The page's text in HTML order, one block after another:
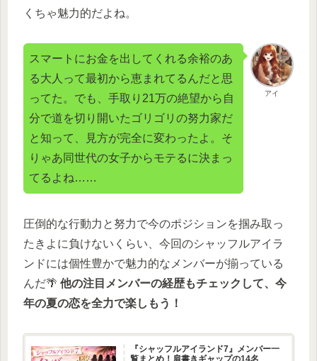
くちゃ魅力的だよね。
アイ
スマートにお金を出してくれる余裕のあ
る大人って最初から恵まれてるんだと思
ってた。でも、手取り21万の絶望から自
分で道を切り開いたゴリゴリの努力家だ
と知って、見方が完全に変わったよ。そ
りゃあ同世代の女子からモテるに決まっ
てるよね……
圧倒的な行動力と努力で今のポジションを掴み取っ
たきよに負けないくらい、今回のシャッフルアイラ
ンドには個性豊かで魅力的なメンバーが揃っている
んだ🌴 他の注目メンバーの経歴もチェックして、今
年の夏の恋を全力で楽しもう！
『シャッフルアイランド7』メンバー一